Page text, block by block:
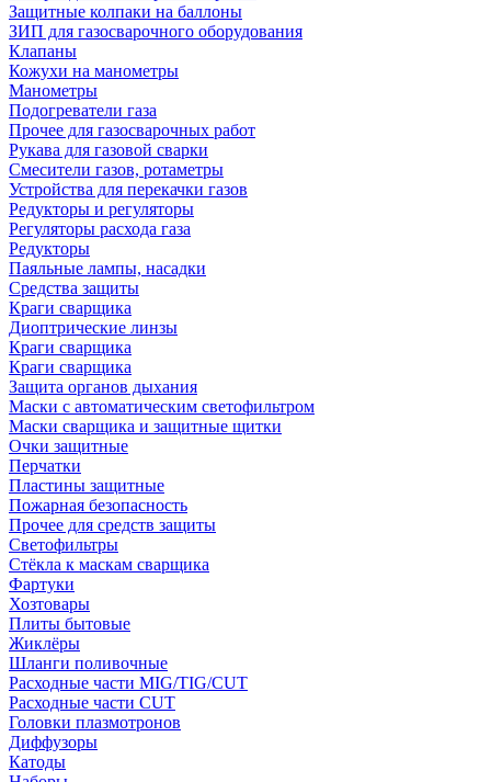
Защитные колпаки на баллоны
ЗИП для газосварочного оборудования
Клапаны
Кожухи на манометры
Манометры
Подогреватели газа
Прочее для газосварочных работ
Рукава для газовой сварки
Смесители газов, ротаметры
Устройства для перекачки газов
Редукторы и регуляторы
Регуляторы расхода газа
Редукторы
Паяльные лампы, насадки
Средства защиты
Краги сварщика
Диоптрические линзы
Краги сварщика
Краги сварщика
Защита органов дыхания
Маски с автоматическим светофильтром
Маски сварщика и защитные щитки
Очки защитные
Перчатки
Пластины защитные
Пожарная безопасность
Прочее для средств защиты
Светофильтры
Стёкла к маскам сварщика
Фартуки
Хозтовары
Плиты бытовые
Жиклёры
Шланги поливочные
Расходные части MIG/TIG/CUT
Расходные части CUT
Головки плазмотронов
Диффузоры
Катоды